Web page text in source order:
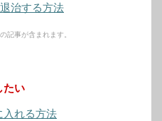
治する方法
記事が含まれます。
たい
入れる方法